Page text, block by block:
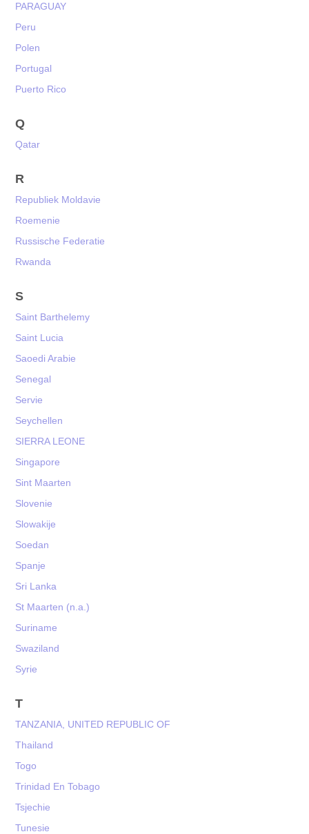
PARAGUAY
Peru
Polen
Portugal
Puerto Rico
Q
Qatar
R
Republiek Moldavie
Roemenie
Russische Federatie
Rwanda
S
Saint Barthelemy
Saint Lucia
Saoedi Arabie
Senegal
Servie
Seychellen
SIERRA LEONE
Singapore
Sint Maarten
Slovenie
Slowakije
Soedan
Spanje
Sri Lanka
St Maarten (n.a.)
Suriname
Swaziland
Syrie
T
TANZANIA, UNITED REPUBLIC OF
Thailand
Togo
Trinidad En Tobago
Tsjechie
Tunesie